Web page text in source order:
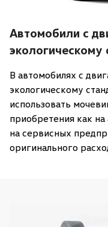
Автомобили с
В автомобилях с
экологическому
использовать
приобретения как
на сервисных
оригинального